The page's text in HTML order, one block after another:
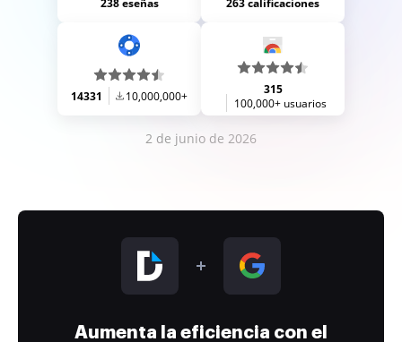
238 eseñas 263 calificaciones
14331 10,000,000+
315
100,000+ usuarios
2 de junio de 2026
Aumenta la eficiencia con el